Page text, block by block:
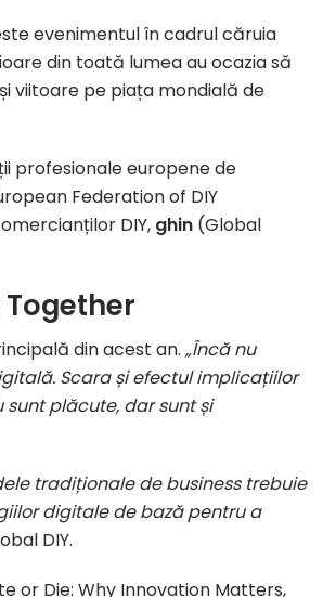
evenimentul în cadrul căruia
din toată lumea au ocazia să
viitoare pe piața mondială de
profesionale europene de
Federation of DIY
DIY, ghin (Global
Together
din acest an. „Încă nu
Scara și efectul implicațiilor
plăcute, dar sunt și
tradiționale de business trebuie
digitale de bază pentru a
DIY.
or Die: Why Innovation Matters,